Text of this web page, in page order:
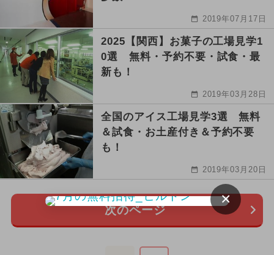
2019年07月17日
2025【関西】お菓子の工場見学1
0選 無料・予約不要・試食・最
新も！
2019年03月28日
全国のアイス工場見学3選 無料
＆試食・お土産付き＆予約不要
も！
2019年03月20日
次のページ
×